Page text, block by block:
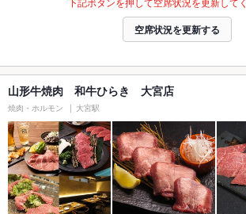
空席状況を更新する
山形牛焼肉 和牛ひらき 大宮店
焼肉・ホルモン 大宮駅